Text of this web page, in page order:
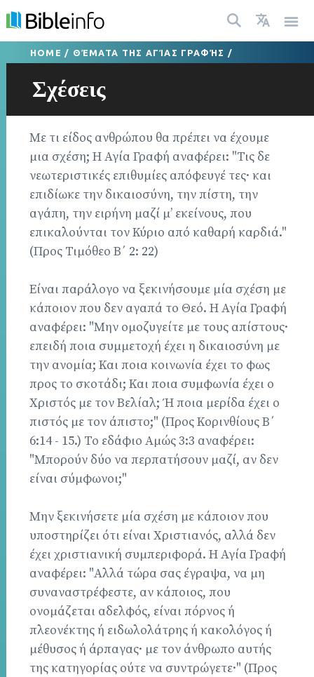
HOME / ΘΈΜΑΤΑ ΤΗΣ ΑΓΊΑΣ ΓΡΑΦΉΣ /
Σχέσεις
Με τι είδος ανθρώπου θα πρέπει να έχουμε
μια σχέση; Η Αγία Γραφή αναφέρει: "Τις δε
νεωτεριστικές επιθυμίες απόφευγέ τες· και
επιδίωκε την δικαιοσύνη, την πίστη, την
αγάπη, την ειρήνη μαζί μ’ εκείνους, που
επικαλούνται τον Κύριο από καθαρή καρδιά."
(Προς Τιμόθεο Β΄ 2: 22)
Είναι παράλογο να ξεκινήσουμε μία σχέση με
κάποιον που δεν αγαπά το Θεό. Η Αγία Γραφή
αναφέρει: "Μην ομοζυγείτε με τους απίστους·
επειδή ποια συμμετοχή έχει η δικαιοσύνη με
την ανομία; Και ποια κοινωνία έχει το φως
προς το σκοτάδι; Και ποια συμφωνία έχει ο
Χριστός με τον Βελίαλ; Ή ποια μερίδα έχει ο
πιστός με τον άπιστο;" (Προς Κορινθίους Β΄
6:14 - 15.) Το εδάφιο Αμώς 3:3 αναφέρει:
"Μπορούν δύο να περπατήσουν μαζί, αν δεν
είναι σύμφωνοι;"
Μην ξεκινήσετε μία σχέση με κάποιον που
υποστηρίζει ότι είναι Χριστιανός, αλλά δεν
έχει χριστιανική συμπεριφορά. Η Αγία Γραφή
αναφέρει: "Αλλά τώρα σας έγραψα, να μη
συναναστρέφεστε, αν κάποιος, που
ονομάζεται αδελφός, είναι πόρνος ή
πλεονέκτης ή ειδωλολάτρης ή κακολόγος ή
μέθυσος ή άρπαγας· με τον άνθρωπο αυτής
της κατηγορίας ούτε να συντρώγετε·" (Προς